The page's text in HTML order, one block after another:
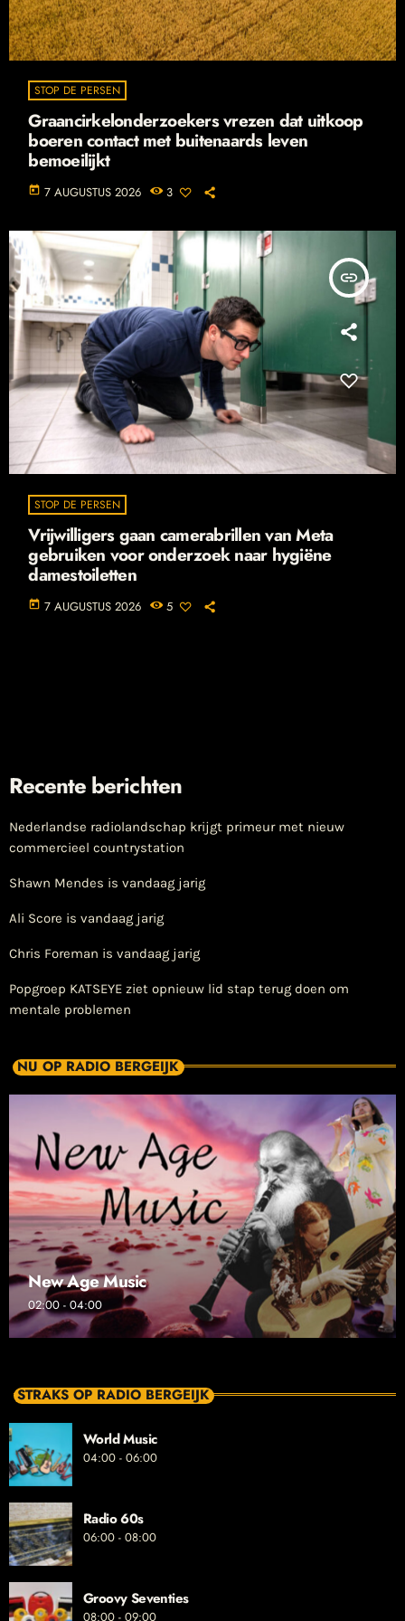
STOP DE PERSEN
Graancirkelonderzoekers vrezen dat uitkoop
boeren contact met buitenaards leven
bemoeilijkt
today 7 AUGUSTUS 2026 3
insert_link
STOP DE PERSEN
Vrijwilligers gaan camerabrillen van Meta
gebruiken voor onderzoek naar hygiëne
damestoiletten
today 7 AUGUSTUS 2026 5
Recente berichten
Nederlandse radiolandschap krijgt primeur met nieuw
commercieel countrystation
Shawn Mendes is vandaag jarig
Ali Score is vandaag jarig
Chris Foreman is vandaag jarig
Popgroep KATSEYE ziet opnieuw lid stap terug doen om
mentale problemen
NU OP RADIO BERGEIJK
New Age Music
02:00 - 04:00
STRAKS OP RADIO BERGEIJK
World Music
04:00 - 06:00
Radio 60s
06:00 - 08:00
Groovy Seventies
08:00 - 09:00